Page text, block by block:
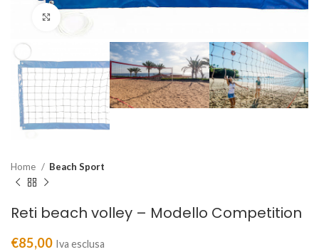
Clicca per ingrandire
Home Beach Sport
Reti beach volley – Modello Competition
€85,00 Iva esclusa